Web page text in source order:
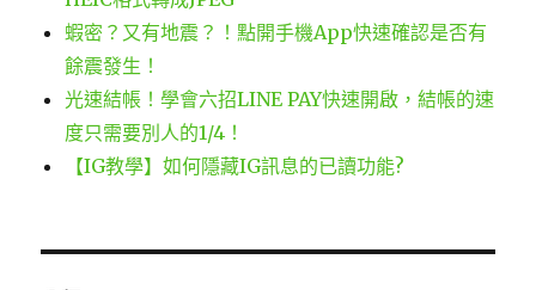
蝦密？又有地震？！點開手機App快速確認是否有
餘震發生！
光速結帳！學會六招LINE PAY快速開啟，結帳的速
度只需要別人的1/4！
【IG教學】如何隱藏IG訊息的已讀功能?